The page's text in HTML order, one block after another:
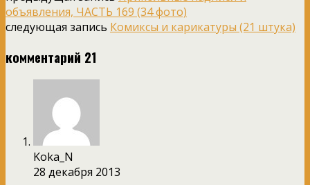
объявления, ЧАСТЬ 169 (34 фото)
следующая запись Комиксы и карикатуры (21 штука)
комментарий 21
Koka_N
28 декабря 2013